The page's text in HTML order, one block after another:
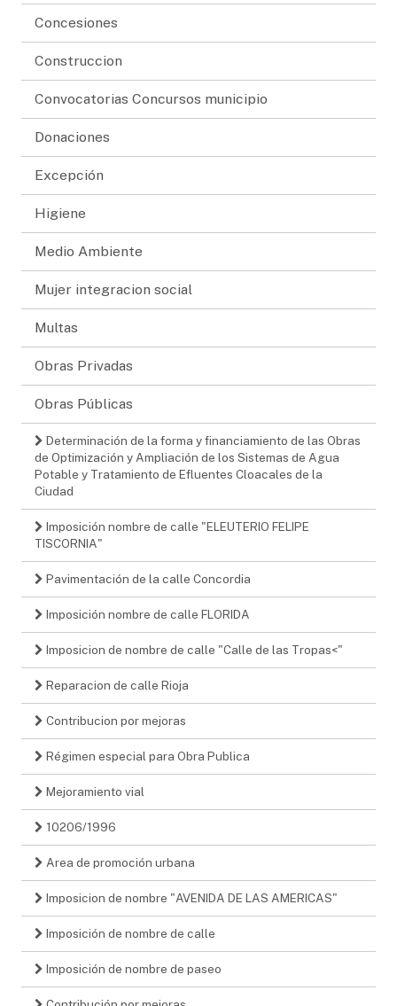
Concesiones
Construccion
Convocatorias Concursos municipio
Donaciones
Excepción
Higiene
Medio Ambiente
Mujer integracion social
Multas
Obras Privadas
Obras Públicas
Determinación de la forma y financiamiento de las Obras
de Optimización y Ampliación de los Sistemas de Agua
Potable y Tratamiento de Efluentes Cloacales de la
Ciudad
Imposición nombre de calle "ELEUTERIO FELIPE
TISCORNIA"
Pavimentación de la calle Concordia
Imposición nombre de calle FLORIDA
Imposicion de nombre de calle "Calle de las Tropas<"
Reparacion de calle Rioja
Contribucion por mejoras
Régimen especial para Obra Publica
Mejoramiento vial
10206/1996
Area de promoción urbana
Imposicion de nombre "AVENIDA DE LAS AMERICAS"
Imposición de nombre de calle
Imposición de nombre de paseo